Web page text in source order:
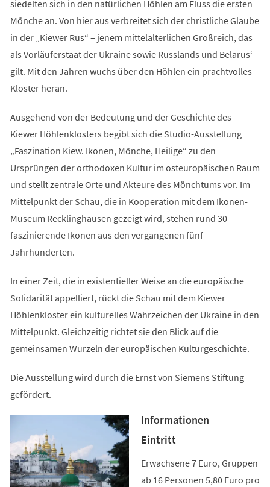
siedelten sich in den natürlichen Höhlen am Fluss die ersten
Mönche an. Von hier aus verbreitet sich der christliche Glaube
in der „Kiewer Rus“ – jenem mittelalterlichen Großreich, das
als Vorläuferstaat der Ukraine sowie Russlands und Belarus‘
gilt. Mit den Jahren wuchs über den Höhlen ein prachtvolles
Kloster heran.
Ausgehend von der Bedeutung und der Geschichte des
Kiewer Höhlenklosters begibt sich die Studio-Ausstellung
„Faszination Kiew. Ikonen, Mönche, Heilige“ zu den
Ursprüngen der orthodoxen Kultur im osteuropäischen Raum
und stellt zentrale Orte und Akteure des Mönchtums vor. Im
Mittelpunkt der Schau, die in Kooperation mit dem Ikonen-
Museum Recklinghausen gezeigt wird, stehen rund 30
faszinierende Ikonen aus den vergangenen fünf
Jahrhunderten.
In einer Zeit, die in existentieller Weise an die europäische
Solidarität appelliert, rückt die Schau mit dem Kiewer
Höhlenkloster ein kulturelles Wahrzeichen der Ukraine in den
Mittelpunkt. Gleichzeitig richtet sie den Blick auf die
gemeinsamen Wurzeln der europäischen Kulturgeschichte.
Die Ausstellung wird durch die Ernst von Siemens Stiftung
gefördert.
Informationen
Eintritt
Erwachsene 7 Euro, Gruppen
ab 16 Personen 5,80 Euro pro